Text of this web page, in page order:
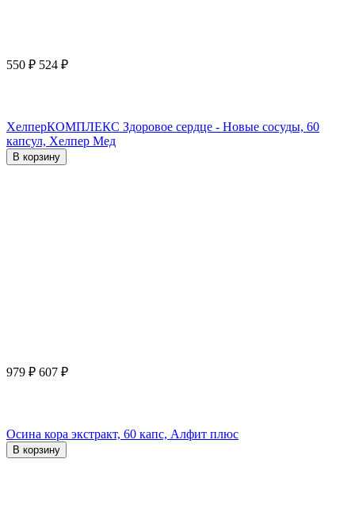
550 ₽ 524 ₽
ХелперКОМПЛЕКС Здоровое сердце - Новые сосуды, 60
капсул, Хелпер Мед
В корзину
979 ₽ 607 ₽
Осина кора экстракт, 60 капс, Алфит плюс
В корзину